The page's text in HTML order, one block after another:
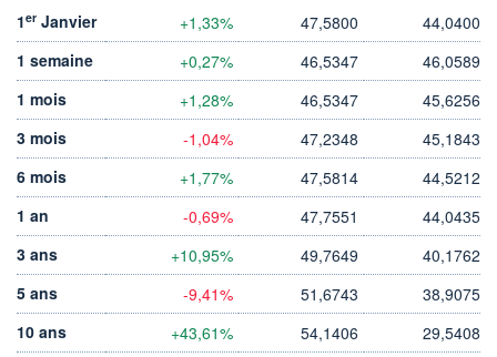
1er Janvier +1,33% 47,5800
44,0400
1 semaine
+0,27% 46,5347
46,0589
1 mois
+1,28% 46,5347
45,6256
3 mois
-1,04% 47,2348
45,1843
6 mois
+1,77% 47,5814
44,5212
1 an
-0,69% 47,7551
44,0435
3 ans
+10,95% 49,7649
40,1762
5 ans
-9,41% 51,6743
38,9075
10 ans
+43,61% 54,1406
29,5408